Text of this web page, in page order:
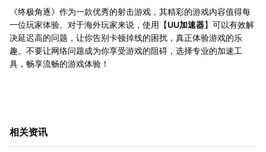
《终极角逐》作为一款优秀的射击游戏，其精彩的游戏内容值得每
一位玩家体验。对于海外玩家来说，使用【UU加速器】可以有效解
决延迟高的问题，让你告别卡顿掉线的困扰，真正体验游戏的乐
趣。不要让网络问题成为你享受游戏的阻碍，选择专业的加速工
具，畅享流畅的游戏体验！
相关资讯